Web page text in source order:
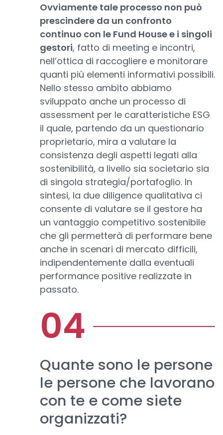
Ovviamente tale processo non può
prescindere da un confronto
continuo con le Fund House e i singoli
gestori, fatto di meeting e incontri,
nell’ottica di raccogliere e monitorare
quanti più elementi informativi possibili.
Nello stesso ambito abbiamo
sviluppato anche un processo di
assessment per le caratteristiche ESG
il quale, partendo da un questionario
proprietario, mira a valutare la
consistenza degli aspetti legati alla
sostenibilità, a livello sia societario sia
di singola strategia/portafoglio. In
sintesi, la due diligence qualitativa ci
consente di valutare se il gestore ha
un vantaggio competitivo sostenibile
che gli permetterà di performare bene
anche in scenari di mercato difficili,
indipendentemente dalla eventuali
performance positive realizzate in
passato.
Quante sono le persone
le persone che lavorano
con te e come siete
organizzati?